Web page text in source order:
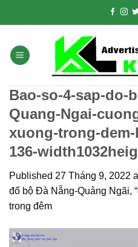
Bao-so-4-sap-do-
Quang-Ngai-
xuong-trong-dem-
136-
Published 27 Tháng 9, 2022
đổ bộ Đà Nẵng-Quảng Ngãi,
trong đêm